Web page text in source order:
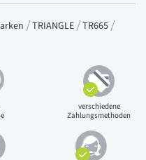
TRIANGLE TR665
verschiedene
Zahlungsmethoden